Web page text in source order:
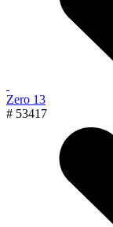
Zero 13
# 53417